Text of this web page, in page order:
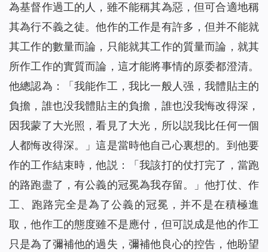
為基督作過工的人，雖不能稱其為惡，但可合適地稱
其為行不義之徒。他作的工作是有許多，但并不能就
其工作的數量而論，只能就其工作的質量而論，就其
所作工作的實質而論，這才能將事情的原委都澄清。
他總認為：「我能作工，我比一般人强，我體貼主的
負擔，誰也没我體貼主的負擔，誰也没我悔改得深，
因我蒙了大光照，看見了大光，所以説我比任何一個
人都悔改得深。」這是當時他自己心裏想的。到他要
作的工作結束時，他説：「我該打的仗打完了，當跑
的路跑盡了，有公義的冠冕為我存留。」他打仗、作
工、跑路完全是為了公義的冠冕，并不是在積極進
取，他作工的態度雖不是應付，但可説成是他的作工
只是為了彌補他的過失，彌補他良心的控告，他盼望